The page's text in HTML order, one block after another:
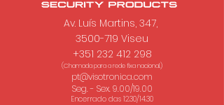
Av. Luís Martins, 347,
3500-719 Viseu
+351 232 412 298
(Chamada para a rede fixa nacional.)
pt@visotronica.com
Seg. - Sex. 9.00/19.00
Encerrado das 12.30/14.30